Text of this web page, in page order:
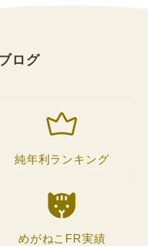
ログ
純年利ランキング
めがねこFR実績